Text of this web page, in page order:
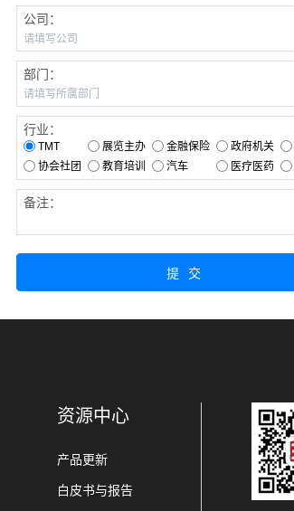
公司：
部门：
行业：
TMT 展览主办 金融保险 政府机关
协会社团
教育培训 汽车 医疗医药
备注：
提交
资源中心
产品更新
白皮书与报告